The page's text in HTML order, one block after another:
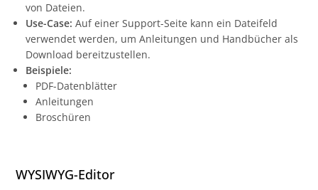
von Dateien.
Use-Case: Auf einer Support-Seite kann ein Dateifeld
verwendet werden, um Anleitungen und Handbücher als
Download bereitzustellen.
Beispiele:
PDF-Datenblätter
Anleitungen
Broschüren
WYSIWYG-Editor